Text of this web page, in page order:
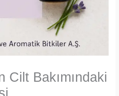
Cilt Bakımındaki